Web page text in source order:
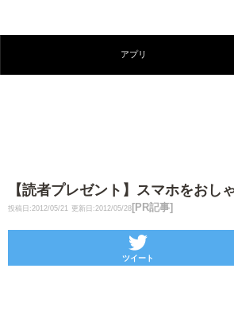
アプリ
【読者プレゼント】スマホをお
投稿日:2012/05/21 更新日:2012/05/28 [PR記事]
ツイート